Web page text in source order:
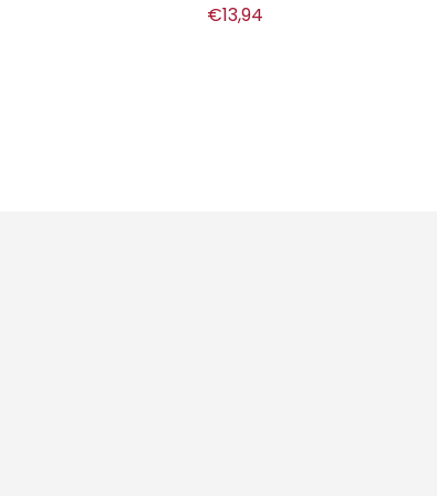
Stefano Apuzzo, Stefano Carnazzi